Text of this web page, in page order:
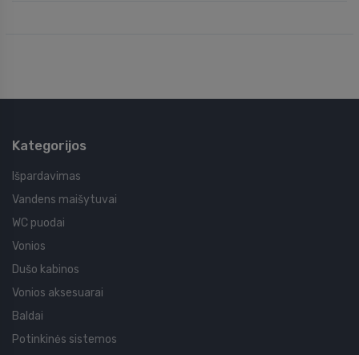
Kategorijos
Išpardavimas
Vandens maišytuvai
WC puodai
Vonios
Dušo kabinos
Vonios aksesuarai
Baldai
Potinkinės sistemos